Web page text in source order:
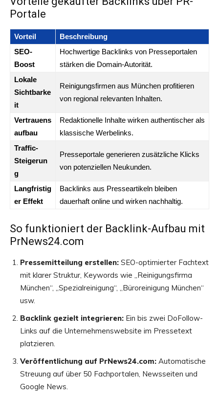
Portale
Vorteil
Beschreibung
SEO-
Boost
Hochwertige Backlinks von Presseportalen
stärken die Domain-Autorität.
Lokale
Sichtbarke
it
Reinigungsfirmen aus München profitieren
von regional relevanten Inhalten.
Vertrauens
aufbau
Redaktionelle Inhalte wirken authentischer als
klassische Werbelinks.
Traffic-
Steigerun
g
Presseportale generieren zusätzliche Klicks
von potenziellen Neukunden.
Langfristig
er Effekt
Backlinks aus Presseartikeln bleiben
dauerhaft online und wirken nachhaltig.
So funktioniert der Backlink-Aufbau mit
PrNews24.com
Pressemitteilung erstellen: SEO-optimierter Fachtext
mit klarer Struktur, Keywords wie „Reinigungsfirma
München“, „Spezialreinigung“, „Büroreinigung München“
usw.
Backlink gezielt integrieren: Ein bis zwei DoFollow-
Links auf die Unternehmenswebsite im Pressetext
platzieren.
Veröffentlichung auf PrNews24.com: Automatische
Streuung auf über 50 Fachportalen, Newsseiten und
Google News.